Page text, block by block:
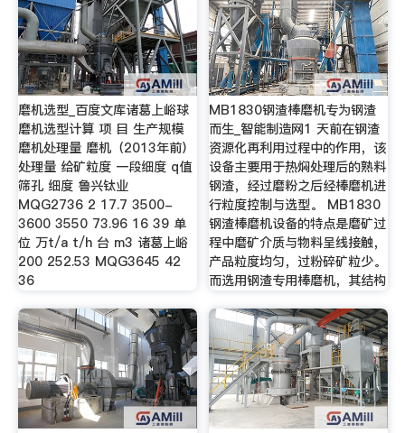
磨机选型_百度文库诸葛上峪球
磨机选型计算 项 目 生产规模
磨机处理量 磨机（2013年前）
处理量 给矿粒度 一段细度 q值
筛孔 细度 鲁兴钛业
MQG2736 2 17.7 3500-
3600 3550 73.96 16 39 单
位 万t/a t/h 台 m3 诸葛上峪
200 252.53 MQG3645 42
36
MB1830钢渣棒磨机专为钢渣
而生_智能制造网1 天前在钢渣
资源化再利用过程中的作用，该
设备主要用于热焖处理后的熟料
钢渣，经过磨粉之后经棒磨机进
行粒度控制与选型。 MB1830
钢渣棒磨机设备的特点是磨矿过
程中磨矿介质与物料呈线接触，
产品粒度均匀，过粉碎矿粒少。
而选用钢渣专用棒磨机，其结构